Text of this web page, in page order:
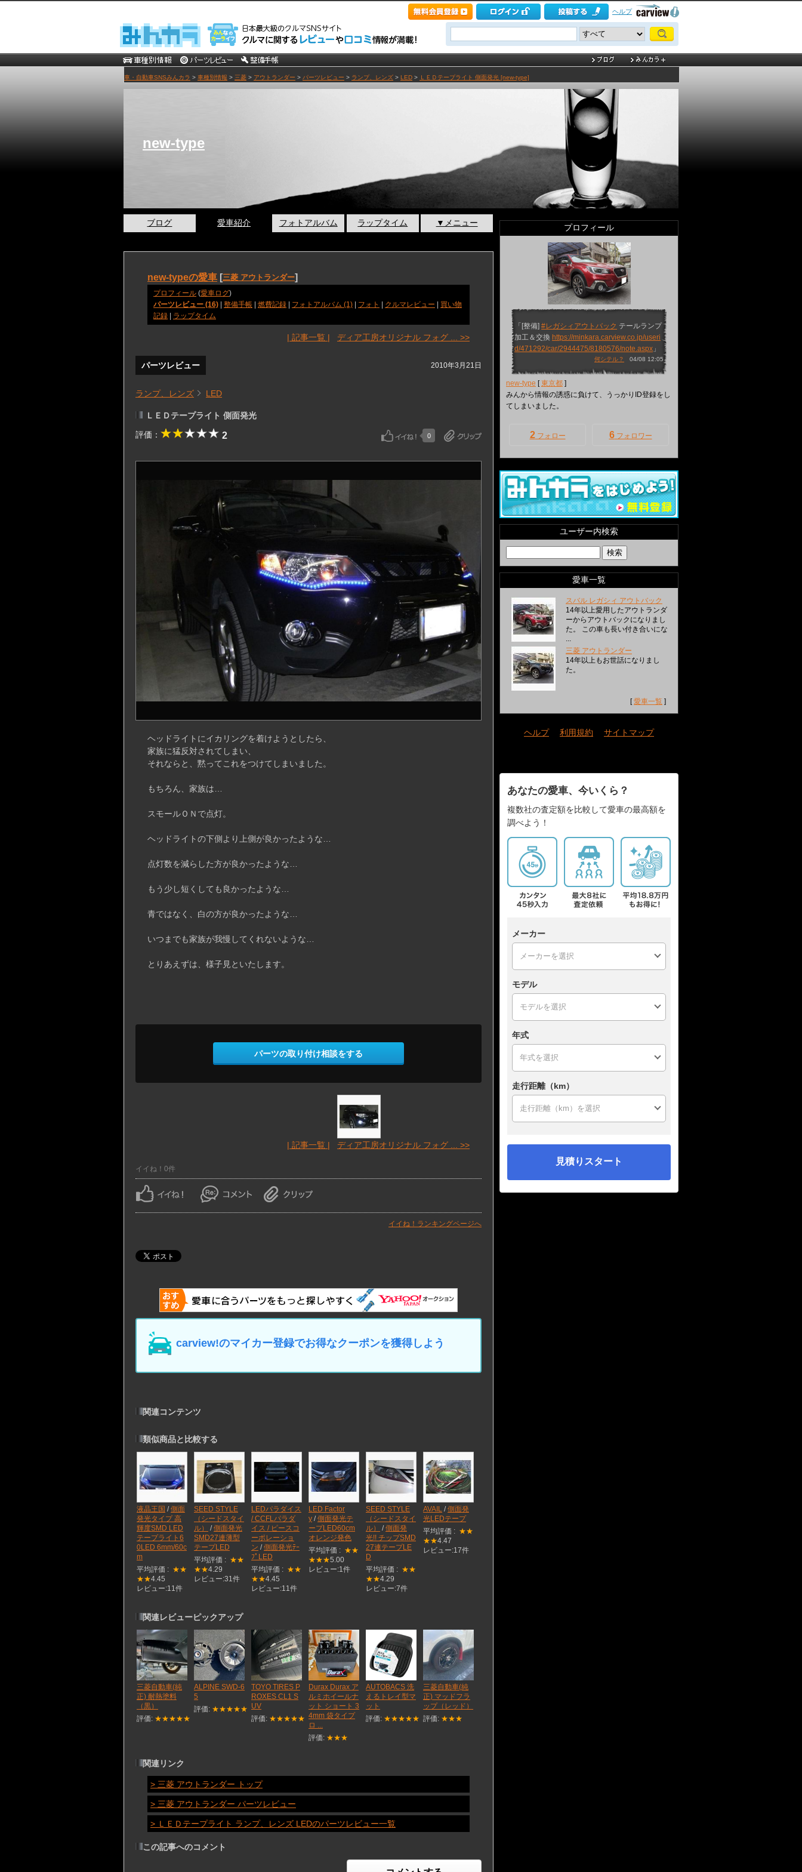
ヘルプ
車・自動車SNSみんカラ > 車種別情報 > 三菱 > アウトランダー > パーツレビュー > ランプ、レンズ > LED > ＬＥＤテープライト 側面発光 [new-type]
new-type
ブログ 愛車紹介 フォトアルバム ラップタイム ▼メニュー
new-typeの愛車 [三菱 アウトランダー]
プロフィール (愛車ログ)
パーツレビュー (16)
整備手帳 燃費記録 フォトアルバム (1) フォト クルマレビュー
買い物
記録
ラップタイム
| 記事一覧 | ディア工房オリジナル フォグ ... >>
パーツレビュー 2010年3月21日
ランプ、レンズ LED
ＬＥＤテープライト 側面発光
評価：
2 0
ヘッドライトにイカリングを着けようとしたら、
家族に猛反対されてしまい、
それならと、黙ってこれをつけてしまいました。
もちろん、家族は…
スモールＯＮで点灯。
ヘッドライトの下側より上側が良かったような…
点灯数を減らした方が良かったような…
もう少し短くしても良かったような…
青ではなく、白の方が良かったような…
いつまでも家族が我慢してくれないような…
とりあえずは、様子見といたします。
パーツの取り付け相談をする
| 記事一覧 | ディア工房オリジナル フォグ ... >>
イイね！0件
イイね！ランキングページへ
carview!のマイカー登録でお得なクーポンを獲得しよう
関連コンテンツ
類似商品と比較する
液晶王国 /側面
発光タイプ 高
輝度SMD LED
テープライト6
0LED 6mm/60c
m
平均評価 : ★★
★★4.45
レビュー:11件
SEED STYLE
（シードスタイ
ル）
/側面発光
SMD27連薄型
テープLED
平均評価 : ★★
★★4.29
レビュー:31件
LEDパラダイス
/ CCFLパラダ
イス / ピースコ
ーポレーショ
ン /側面発光ﾃｰ
ﾌﾟLED
平均評価 : ★★
★★4.45
レビュー:11件
LED Factor
y /側面発光テ
ープLED60cm
オレンジ発色
平均評価 : ★★
★★★5.00
レビュー:1件
SEED STYLE
（シードスタイ
ル）
/側面発
光!! チップSMD
27連テープLE
D
平均評価 : ★★
★★4.29
レビュー:7件
AVAIL /側面発
光LEDテープ
平均評価 : ★★
★★4.47
レビュー:17件
関連レビューピックアップ
三菱自動車(純
正) 耐熱塗料
（黒）
評価: ★★★★★
ALPINE SWD-6
5
評価: ★★★★★
TOYO TIRES P
ROXES CL1 S
UV
評価: ★★★★★
Durax Durax ア
ルミホイールナ
ット ショート 3
4mm 袋タイプ
ロ ...
評価: ★★★
AUTOBACS 洗
えるトレイ型マ
ット
評価: ★★★★★
三菱自動車(純
正) マッドフラ
ップ（レッド）
評価: ★★★
関連リンク
> 三菱 アウトランダー トップ
> 三菱 アウトランダー パーツレビュー
> ＬＥＤテープライト ランプ、レンズ LEDのパーツレビュー一覧
この記事へのコメント
プロフィール
「[整備] #レガシィアウトバック テールランプ
加工＆交換 https://minkara.carview.co.jp/useri
d/471292/car/2944475/8180576/note.aspx 」
何シテル？ 04/08 12:05
new-type [東京都 ]
みんから情報の誘惑に負けて、うっかりID登録をし
てしまいました。
2フォロー 6フォロワー
ユーザー内検索
愛車一覧
スバル レガシィ アウトバック
14年以上愛用したアウトランダ
ーからアウトバックになりまし
た。 この車も長い付き合いにな
...
三菱 アウトランダー
14年以上もお世話になりまし
た。
[愛車一覧 ]
ヘルプ｜ 利用規約 サイトマップ
あなたの愛車、今いくら？
複数社の査定額を比較して愛車の最高額を
調べよう！
メーカー
モデル
年式
走行距離（km）
見積りスタート